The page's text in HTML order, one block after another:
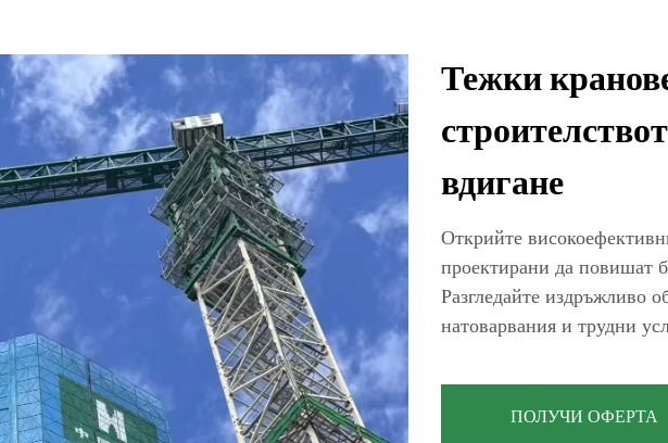
Тежки
вдигане
Открийте
проектирани да повишат
Разгледайте издръжливо
натоварвания и трудни
ПОЛУЧИ ОФЕРТА